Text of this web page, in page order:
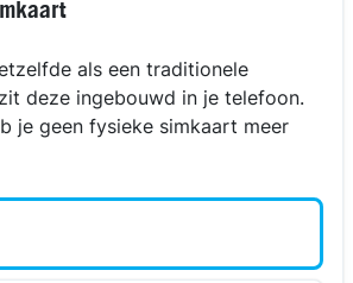
als een traditionele
deze ingebouwd in je telefoon.
je geen fysieke simkaart meer